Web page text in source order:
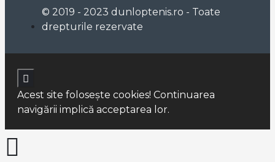
© 2019 - 2023 dunloptenis.ro - Toate
drepturile rezervate
Acest site foloseşte cookies! Continuarea
navigării implică acceptarea lor.